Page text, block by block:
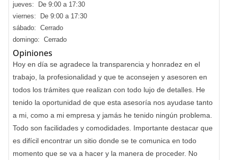
jueves: De 9:00 a 17:30
viernes: De 9:00 a 17:30
sábado: Cerrado
domingo: Cerrado
Opiniones
Hoy en día se agradece la transparencia y honradez en el
trabajo, la profesionalidad y que te aconsejen y asesoren en
todos los trámites que realizan con todo lujo de detalles. He
tenido la oportunidad de que esta asesoría nos ayudase tanto
a mi, como a mi empresa y jamás he tenido ningún problema.
Todo son facilidades y comodidades. Importante destacar que
es difícil encontrar un sitio donde se te comunica en todo
momento que se va a hacer y la manera de proceder. No